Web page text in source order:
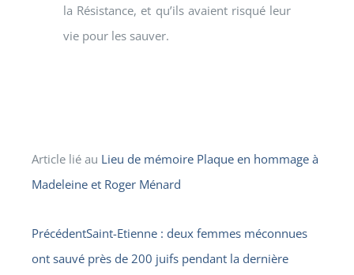
la Résistance, et qu’ils avaient risqué leur
vie pour les sauver.
Article lié au Lieu de mémoire Plaque en hommage à
Madeleine et Roger Ménard
PrécédentSaint-Etienne : deux femmes méconnues
ont sauvé près de 200 juifs pendant la dernière